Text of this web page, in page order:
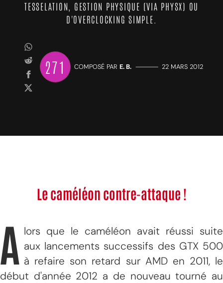
TESSELATION, GESTION PHYSIQUE (VIA PHYSX) OU
D'OVERCLOCKING SIMPLE.
271 COMPOSÉ PAR E. B. ————— 22 MARS 2012
Le caméléon contre-attaque !
A lors que le caméléon avait réussi suite
aux lancements successifs des GTX 500
à refaire son retard sur AMD en 2011, le
début d'année 2012 a de nouveau tourné au